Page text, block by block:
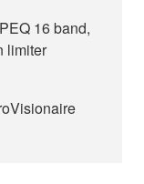
16 band,
limiter